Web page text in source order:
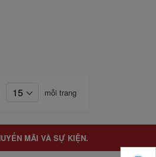
mỗi trang
MÃI VÀ SỰ KIỆN.